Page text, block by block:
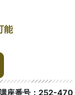
能
座番号：252-470